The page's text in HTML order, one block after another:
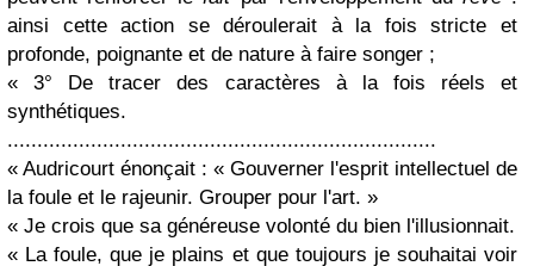
ainsi cette action se déroulerait à la fois stricte et
profonde, poignante et de nature à faire songer ;
« 3° De tracer des caractères à la fois réels et
synthétiques.
........................................................................
« Audricourt énonçait : « Gouverner l'esprit intellectuel de
la foule et le rajeunir. Grouper pour l'art. »
« Je crois que sa généreuse volonté du bien l'illusionnait.
« La foule, que je plains et que toujours je souhaitai voir